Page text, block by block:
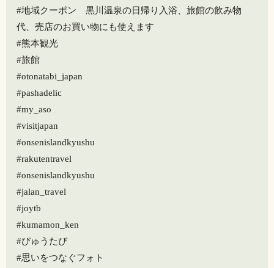
#地域クーポン 黒川温泉の日帰り入浴、旅館の飲み物
代、売店のお買い物にも使えます
#熊本観光
#旅館
#otonatabi_japan
#pashadelic
#my_aso
#visitjapan
#onsenislandkyushu
#rakutentravel
#onsenislandkyushu
#jalan_travel
#joytb
#kumamon_ken
#びゅうたび
#思いをつなぐフォト